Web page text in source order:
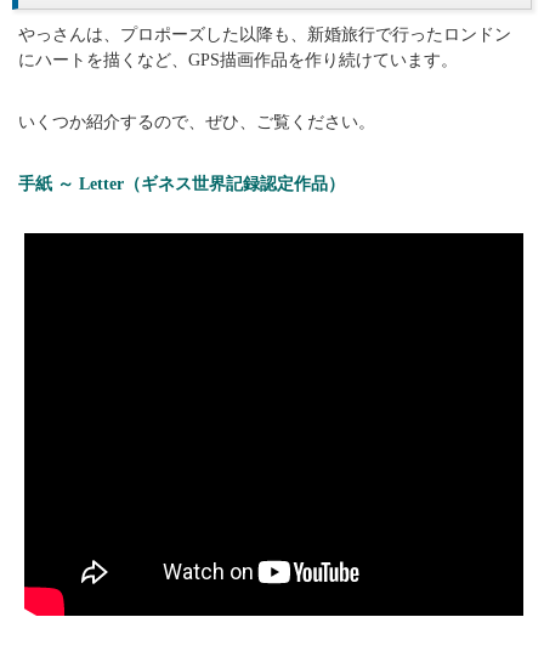
やっさんは、プロポーズした以降も、新婚旅行で行ったロンドン
にハートを描くなど、GPS描画作品を作り続けています。
いくつか紹介するので、ぜひ、ご覧ください。
手紙 ～ Letter（ギネス世界記録認定作品）